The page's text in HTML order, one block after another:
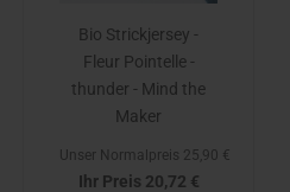
Bio Strickjersey -
Fleur Pointelle -
thunder - Mind the
Maker
Unser Normalpreis 25,90 €
Ihr Preis 20,72 €